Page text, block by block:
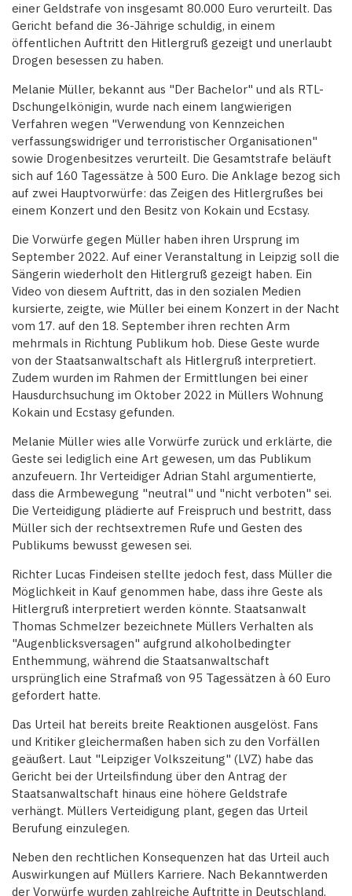
einer Geldstrafe von insgesamt 80.000 Euro verurteilt. Das
Gericht befand die 36-Jährige schuldig, in einem
öffentlichen Auftritt den Hitlergruß gezeigt und unerlaubt
Drogen besessen zu haben.
Melanie Müller, bekannt aus "Der Bachelor" und als RTL-
Dschungelkönigin, wurde nach einem langwierigen
Verfahren wegen "Verwendung von Kennzeichen
verfassungswidriger und terroristischer Organisationen"
sowie Drogenbesitzes verurteilt. Die Gesamtstrafe beläuft
sich auf 160 Tagessätze à 500 Euro. Die Anklage bezog sich
auf zwei Hauptvorwürfe: das Zeigen des Hitlergrußes bei
einem Konzert und den Besitz von Kokain und Ecstasy.
Die Vorwürfe gegen Müller haben ihren Ursprung im
September 2022. Auf einer Veranstaltung in Leipzig soll die
Sängerin wiederholt den Hitlergruß gezeigt haben. Ein
Video von diesem Auftritt, das in den sozialen Medien
kursierte, zeigte, wie Müller bei einem Konzert in der Nacht
vom 17. auf den 18. September ihren rechten Arm
mehrmals in Richtung Publikum hob. Diese Geste wurde
von der Staatsanwaltschaft als Hitlergruß interpretiert.
Zudem wurden im Rahmen der Ermittlungen bei einer
Hausdurchsuchung im Oktober 2022 in Müllers Wohnung
Kokain und Ecstasy gefunden.
Melanie Müller wies alle Vorwürfe zurück und erklärte, die
Geste sei lediglich eine Art gewesen, um das Publikum
anzufeuern. Ihr Verteidiger Adrian Stahl argumentierte,
dass die Armbewegung "neutral" und "nicht verboten" sei.
Die Verteidigung plädierte auf Freispruch und bestritt, dass
Müller sich der rechtsextremen Rufe und Gesten des
Publikums bewusst gewesen sei.
Richter Lucas Findeisen stellte jedoch fest, dass Müller die
Möglichkeit in Kauf genommen habe, dass ihre Geste als
Hitlergruß interpretiert werden könnte. Staatsanwalt
Thomas Schmelzer bezeichnete Müllers Verhalten als
"Augenblicksversagen" aufgrund alkoholbedingter
Enthemmung, während die Staatsanwaltschaft
ursprünglich eine Strafmaß von 95 Tagessätzen à 60 Euro
gefordert hatte.
Das Urteil hat bereits breite Reaktionen ausgelöst. Fans
und Kritiker gleichermaßen haben sich zu den Vorfällen
geäußert. Laut "Leipziger Volkszeitung" (LVZ) habe das
Gericht bei der Urteilsfindung über den Antrag der
Staatsanwaltschaft hinaus eine höhere Geldstrafe
verhängt. Müllers Verteidigung plant, gegen das Urteil
Berufung einzulegen.
Neben den rechtlichen Konsequenzen hat das Urteil auch
Auswirkungen auf Müllers Karriere. Nach Bekanntwerden
der Vorwürfe wurden zahlreiche Auftritte in Deutschland,